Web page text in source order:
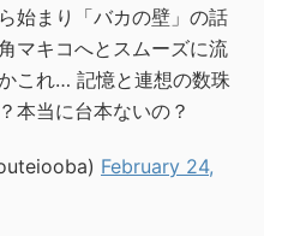
始まり「バカの壁」の話
マキコへとスムーズに流
これ… 記憶と連想の数珠
本当に台本ないの？
February 24,